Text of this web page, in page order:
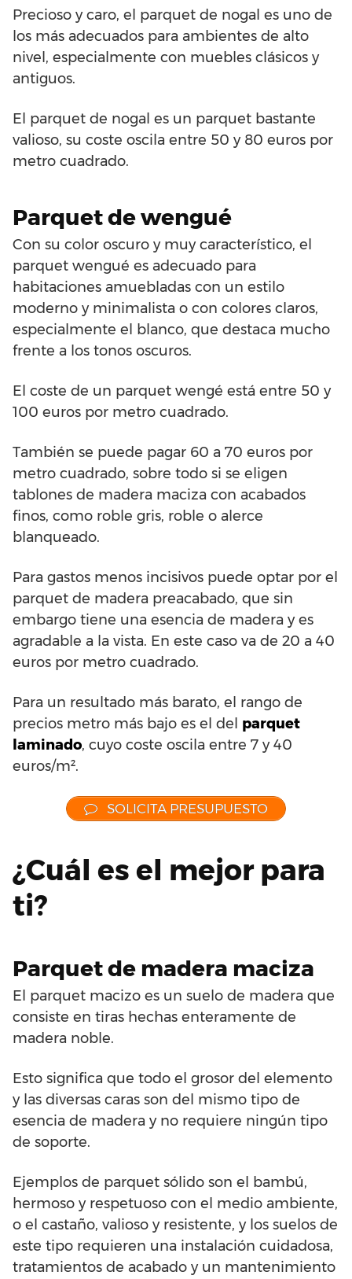
Precioso y caro, el parquet de nogal es uno de
los más adecuados para ambientes de alto
nivel, especialmente con muebles clásicos y
antiguos.
El parquet de nogal es un parquet bastante
valioso, su coste oscila entre 50 y 80 euros por
metro cuadrado.
Parquet de wengué
Con su color oscuro y muy característico, el
parquet wengué es adecuado para
habitaciones amuebladas con un estilo
moderno y minimalista o con colores claros,
especialmente el blanco, que destaca mucho
frente a los tonos oscuros.
El coste de un parquet wengé está entre 50 y
100 euros por metro cuadrado.
También se puede pagar 60 a 70 euros por
metro cuadrado, sobre todo si se eligen
tablones de madera maciza con acabados
finos, como roble gris, roble o alerce
blanqueado.
Para gastos menos incisivos puede optar por el
parquet de madera preacabado, que sin
embargo tiene una esencia de madera y es
agradable a la vista. En este caso va de 20 a 40
euros por metro cuadrado.
Para un resultado más barato, el rango de
precios metro más bajo es el del parquet
laminado, cuyo coste oscila entre 7 y 40
euros/m².
SOLICITA PRESUPUESTO
¿Cuál es el mejor para
ti?
Parquet de madera maciza
El parquet macizo es un suelo de madera que
consiste en tiras hechas enteramente de
madera noble.
Esto significa que todo el grosor del elemento
y las diversas caras son del mismo tipo de
esencia de madera y no requiere ningún tipo
de soporte.
Ejemplos de parquet sólido son el bambú,
hermoso y respetuoso con el medio ambiente,
o el castaño, valioso y resistente, y los suelos de
este tipo requieren una instalación cuidadosa,
tratamientos de acabado y un mantenimiento